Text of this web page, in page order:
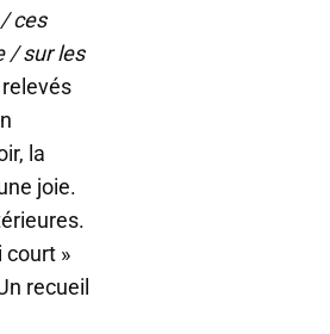
ces
/ sur les
la
joie.
court »
recueil